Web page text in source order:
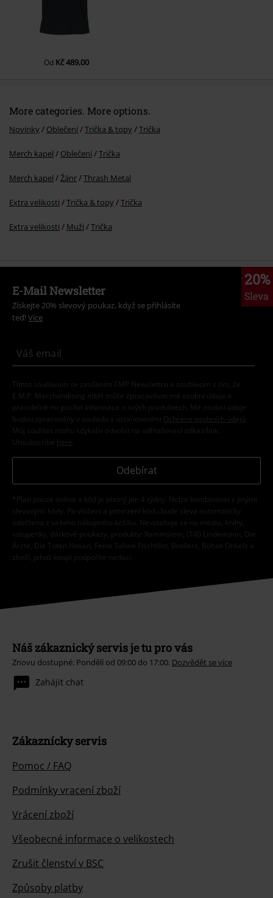
Od Kč 489,00
More categories. More options.
Novinky Oblečení Trička & topy Trička
Merch kapel Oblečení Trička
Merch kapel Žánr Thrash Metal
Extra velikosti Trička & topy Trička
Extra velikosti Muži Trička
20%
Sleva
E-Mail Newsletter
Získejte 20% slevový poukaz, když se přihlásíte
teď! Více
Tímto souhlasím se zasíláním EMP Newslettru a souhlasím s tím, že
E.M.P. Merchandising mbH může zpracovávat mé osobní údaje a
pravidelně mi posílat informace o svých produktech. Mé osobní údaje
budou zpracovány v souladu s ustanoveními
Ochrana osobních údajů
Můj souhlas mohu kdykoliv odvolat na odhlašovací odkaz/link.
Unsubscribe here
Odebírat
*Platí pouze online a kód je platný jen 4 týdny. Nelze kombinovat s jinými
slevovými kódy. Po vložení a potvrzení kódu bude sleva automaticky
odečtena z vašeho nákupního košíku. Nevztahuje se na média, knihy,
vstupenky, dárkové poukazy, produkty: Rammstein, (Till) Lindemann, Die
Ärzte, Die Toten Hosen, Feine Sahne Fischfilet, Broilers, Böhse Onkelz a
zboží, jehož koupí podpoříte nadaci.
Náš zákaznický servis je tu pro vás
Znovu dostupné: Pondělí od 09:00 do 17:00. Dozvědět se více
Zahájit chat
Zákaznícky servis
Pomoc / FAQ
Podmínky vracení zboží
Vrácení zboží
Všeobecné informace o velikostech
Zrušit členství v BSC
Způsoby platby